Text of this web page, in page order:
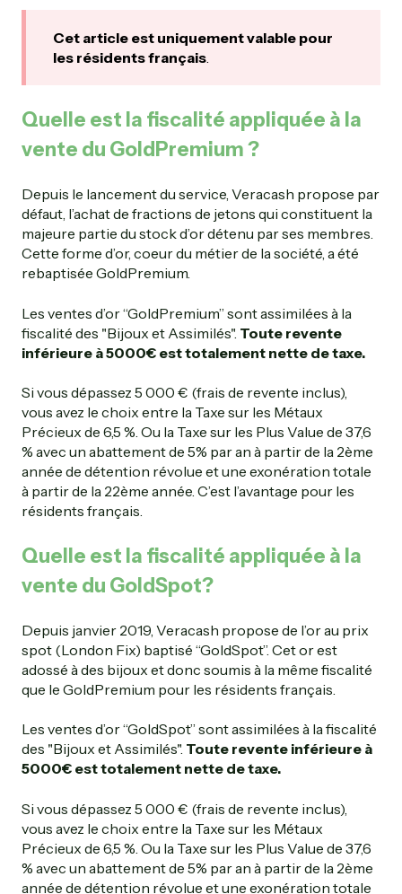
Cet article est uniquement valable pour
les résidents français
Quelle est la fiscalité appliquée à la
vente du GoldPremium ?
Depuis le lancement du service, Veracash propose par
défaut, l’achat de fractions de jetons qui constituent la
majeure partie du stock d’or détenu par ses membres.
Cette forme d’or, coeur du métier de la société, a été
rebaptisée GoldPremium.
Les ventes d’or “GoldPremium” sont assimilées à la
fiscalité des "Bijoux et Assimilés". Toute revente
inférieure à 5000€ est totalement nette de taxe.
Si vous dépassez 5 000 € (frais de revente inclus),
vous avez le choix entre la Taxe sur les Métaux
Précieux de 6,5 %. Ou la Taxe sur les Plus Value de 37,6
% avec un abattement de 5% par an à partir de la 2ème
année de détention révolue et une exonération totale
à partir de la 22ème année. C’est l’avantage pour les
résidents français.
Quelle est la fiscalité appliquée à la
vente du GoldSpot?
Depuis janvier 2019, Veracash propose de l’or au prix
spot (London Fix) baptisé “GoldSpot”. Cet or est
adossé à des bijoux et donc soumis à la même fiscalité
que le GoldPremium pour les résidents français.
Les ventes d’or “GoldSpot” sont assimilées à la fiscalité
des "Bijoux et Assimilés". Toute revente inférieure à
5000€ est totalement nette de taxe.
Si vous dépassez 5 000 € (frais de revente inclus),
vous avez le choix entre la Taxe sur les Métaux
Précieux de 6,5 %. Ou la Taxe sur les Plus Value de 37,6
% avec un abattement de 5% par an à partir de la 2ème
année de détention révolue et une exonération totale